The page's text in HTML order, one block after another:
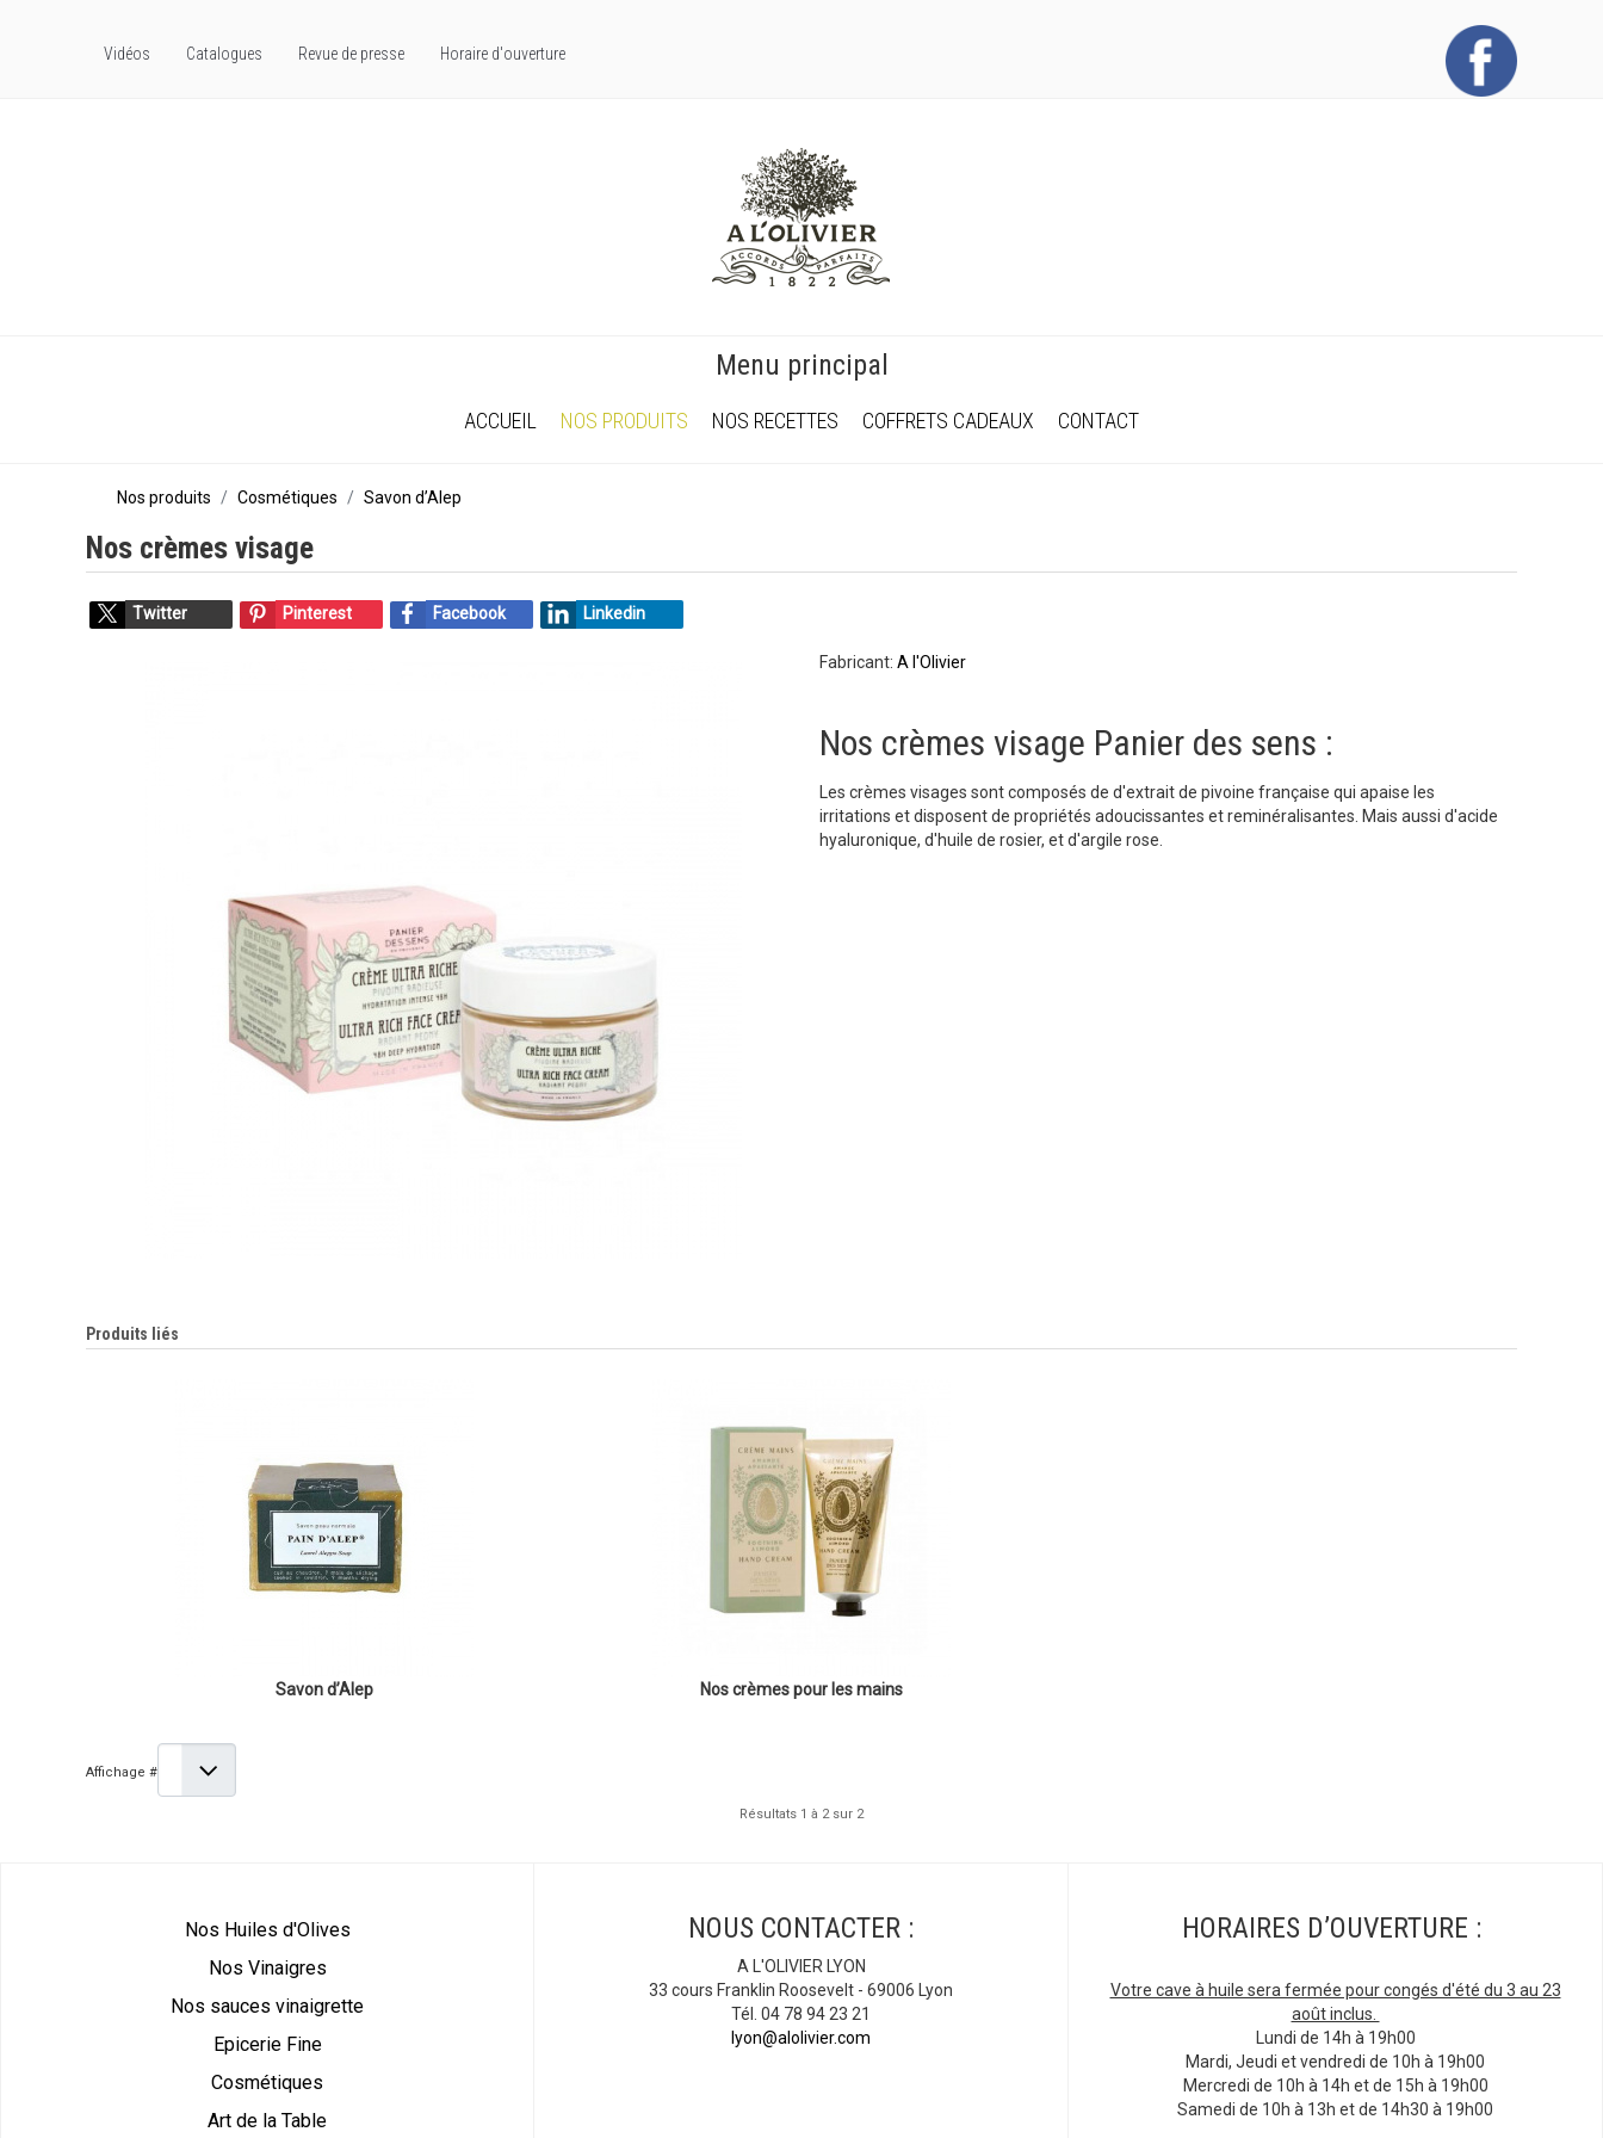
Vidéos Catalogues Revue de presse Horaire d'ouverture
Menu principal
ACCUEIL NOS PRODUITS NOS RECETTES COFFRETS CADEAUX CONTACT
Nos produits Cosmétiques Savon d’Alep
Nos crèmes visage
Twitter Pinterest Facebook Linkedin
Fabricant: A l'Olivier
Nos crèmes visage Panier des sens :
Les crèmes visages sont composés de d'extrait de pivoine française qui apaise les
irritations et disposent de propriétés adoucissantes et reminéralisantes. Mais aussi d'acide
hyaluronique, d'huile de rosier, et d'argile rose.
Produits liés
Savon d’Alep Nos crèmes pour les mains
Affichage #
Résultats 1 à 2 sur 2
Nos Huiles d'Olives
Nos Vinaigres
Nos sauces vinaigrette
Epicerie Fine
Cosmétiques
Art de la Table
NOUS CONTACTER :
A L'OLIVIER LYON
33 cours Franklin Roosevelt - 69006 Lyon
Tél. 04 78 94 23 21
lyon@alolivier.com
HORAIRES D’OUVERTURE :
Votre cave à huile sera fermée pour congés d'été du 3 au 23
août inclus.
Lundi de 14h à 19h00
Mardi, Jeudi et vendredi de 10h à 19h00
Mercredi de 10h à 14h et de 15h à 19h00
Samedi de 10h à 13h et de 14h30 à 19h00